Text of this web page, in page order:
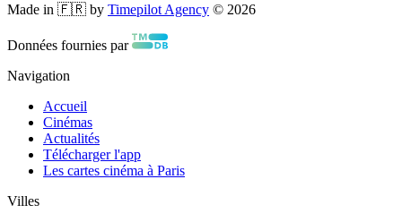
Made in 🇫🇷 by Timepilot Agency © 2026
Données fournies par
Navigation
Accueil
Cinémas
Actualités
Télécharger l'app
Les cartes cinéma à Paris
Villes